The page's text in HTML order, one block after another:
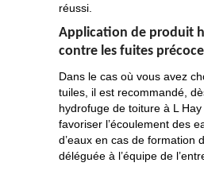
réussi.
Application de produit
contre les fuites
Dans le cas où vous avez
tuiles, il est recommandé,
hydrofuge de toiture à L
favoriser l’écoulement des
d’eaux en cas de formation
déléguée à l’équipe de